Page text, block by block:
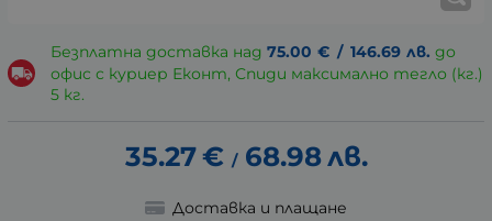
Безплатна доставка над 75.00 € / 146.69 лв. до
офис с куриер Еконт, Спиди максимално тегло (кг.)
5 кг.
35.27€ / 68.98лв.
Доставка и плащане